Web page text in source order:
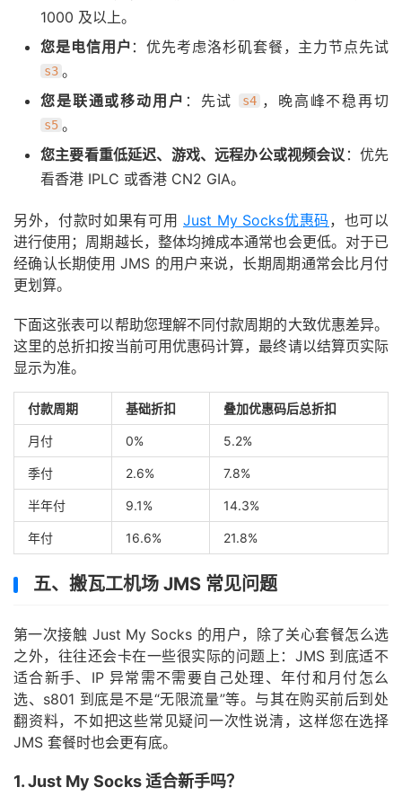
1000 及以上。
您是电信用户 ：优先考虑洛杉矶套餐，主力节点先试
s3 。
您是联通或移动用户 ：先试 s4 ，晚高峰不稳再切
s5 。
您主要看重低延迟、游戏、远程办公或视频会议 ：优先
看香港 IPLC 或香港 CN2 GIA。
另外，付款时如果有可用 Just My Socks优惠码 ，也可以
进行使用；周期越长，整体均摊成本通常也会更低。对于已
经确认长期使用 JMS 的用户来说，长期周期通常会比月付
更划算。
下面这张表可以帮助您理解不同付款周期的大致优惠差异。
这里的总折扣按当前可用优惠码计算，最终请以结算页实际
显示为准。
付款周期 基础折扣 叠加优惠码后总折扣
月付 0% 5.2%
季付 2.6% 7.8%
半年付 9.1% 14.3%
年付 16.6% 21.8%
五、搬瓦工机场 JMS 常见问题
第一次接触 Just My Socks 的用户，除了关心套餐怎么选
之外，往往还会卡在一些很实际的问题上：JMS 到底适不
适合新手、IP 异常需不需要自己处理、年付和月付怎么
选、s801 到底是不是“无限流量”等。与其在购买前后到处
翻资料，不如把这些常见疑问一次性说清，这样您在选择
JMS 套餐时也会更有底。
1. Just My Socks 适合新手吗？